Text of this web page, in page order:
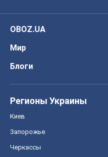
OBOZ.UA
Мир
Блоги
Регионы Украины
Киев
Запорожье
Черкассы